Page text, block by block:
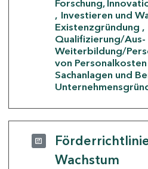
Forschung,
Investieren und
Existenzgründung
Qualifizierung/Aus-
Weiterbildung/
von Personalkosten
Sachanlagen und
Wachstum